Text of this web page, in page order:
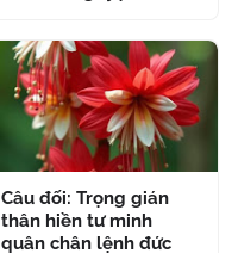
Câu đối: Trọng gián
thân hiền tư minh
quân chân lệnh đức